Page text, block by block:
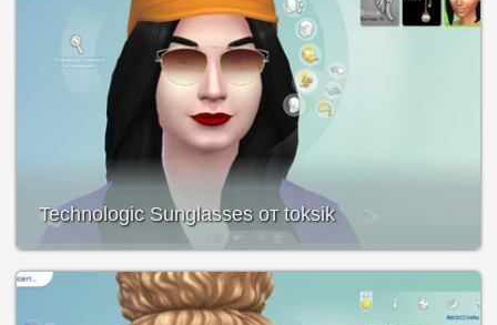
Technologic Sunglasses от toksik